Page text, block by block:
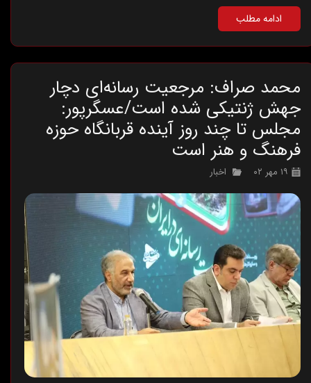
ادامه مطلب
محمد صراف: مرجعیت رسانه‌ای دچار
جهش ژنتیکی شده‌ است/عسگرپور:
مجلس تا چند روز آینده قربانگاه حوزه
فرهنگ و هنر است
۱۹ مهر ۰۲ اخبار